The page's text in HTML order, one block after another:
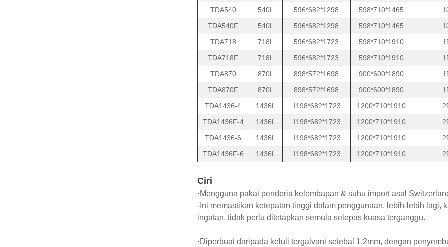
TDA540
540L 596*682*1298 598*710*1465
TDA540F
540L 596*682*1298 598*710*1465
TDA718
718L 596*682*1723 598*710*1910
TDA718F
718L 596*682*1723 598*710*1910
TDA870
870L 898*572*1698 900*600*1890
TDA870F
870L 898*572*1698 900*600*1890
TDA1436-4
1436L 1198*682*1723 1200*710*1910
TDA1436F-4
1436L 1198*682*1723 1200*710*1910
TDA1436-6
1436L 1198*682*1723 1200*710*1910
TDA1436F-6
1436L 1198*682*1723 1200*710*1910
Ciri
·Mengguna pakai penderia kelembapan & suhu import asal
-Ini memastikan ketepatan tinggi dalam penggunaan, lebih-lebih lagi,
ingatan, tidak perlu ditetapkan semula selepas kuasa terganggu.
·Diperbuat daripada keluli tergalvani setebal 1.2mm, dengan